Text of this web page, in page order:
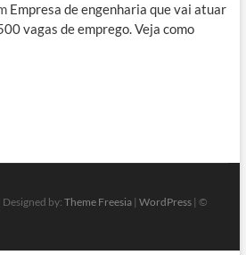
Empresa de engenharia que vai atuar
vagas de emprego. Veja como
Designed by: Theme Freesia| WordPress| ©